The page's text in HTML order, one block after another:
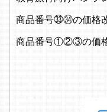
商品番号㉝㉞の価格
商品番号①②③の価格